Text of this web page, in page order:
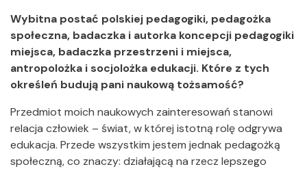
Wybitna postać polskiej pedagogiki, pedagożka
społeczna, badaczka i autorka koncepcji pedagogiki
miejsca, badaczka przestrzeni i miejsca,
antropolożka i socjolożka edukacji. Które z tych
określeń budują pani naukową tożsamość?
Przedmiot moich naukowych zainteresowań stanowi
relacja człowiek – świat, w której istotną rolę odgrywa
edukacja. Przede wszystkim jestem jednak pedagożką
społeczną, co znaczy: działającą na rzecz lepszego